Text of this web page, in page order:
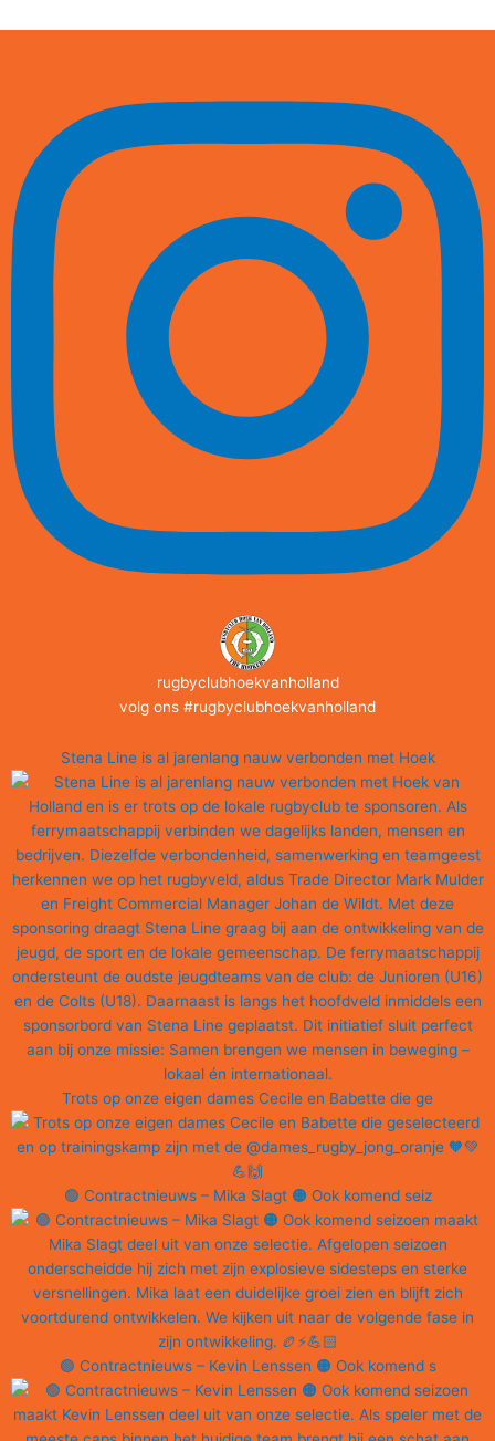
rugbyclubhoekvanholland
volg ons #rugbyclubhoekvanholland
Stena Line is al jarenlang nauw verbonden met Hoek
Trots op onze eigen dames Cecile en Babette die ge
🟢 Contractnieuws – Mika Slagt 🟠 Ook komend seiz
🟢 Contractnieuws – Kevin Lenssen 🟠 Ook komend s